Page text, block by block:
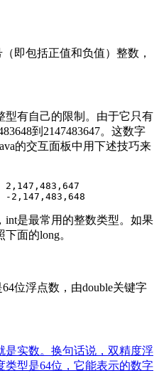
即包括正值和负值）整数，
型有自己的限制。由于它只有
到2147483647。这数字
的交互面板中用下述技巧来
2,147,483,647
int是最常用的整数类型。如果
面的long。
位浮点数，由double关键字
是实数。换句话说，双精度浮
类型是64位，它能表示的数字